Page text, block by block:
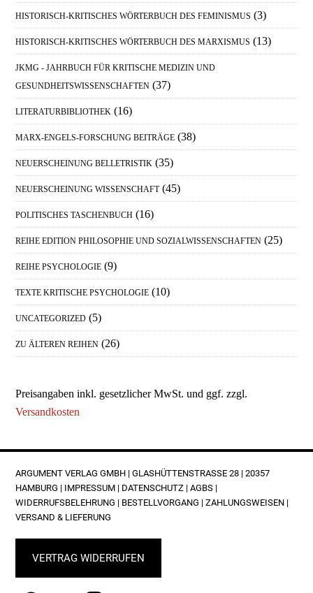
HISTORISCH-KRITISCHES WÖRTERBUCH DES FEMINISMUS (3)
HISTORISCH-KRITISCHES WÖRTERBUCH DES MARXISMUS (13)
JKMG - JAHRBUCH FÜR KRITISCHE MEDIZIN UND
GESUNDHEITSWISSENSCHAFTEN (37)
LITERATURBIBLIOTHEK (16)
MARX-ENGELS-FORSCHUNG BEITRÄGE (38)
NEUERSCHEINUNG BELLETRISTIK (35)
NEUERSCHEINUNG WISSENSCHAFT (45)
POLITISCHES TASCHENBUCH (16)
REIHE EDITION PHILOSOPHIE UND SOZIALWISSENSCHAFTEN (25)
REIHE PSYCHOLOGIE (9)
TEXTE KRITISCHE PSYCHOLOGIE (10)
UNCATEGORIZED (5)
ZU ÄLTEREN REIHEN (26)
Preisangaben inkl. gesetzlicher MwSt. und ggf. zzgl.
Versandkosten
FOOTER
ARGUMENT VERLAG GMBH | GLASHÜTTENSTRASSE 28 | 20357 H
AMBURG | IMPRESSUM | DATENSCHUTZ |AGBS |
WIDERRUFSBELEHRUNG | BESTELLVORGANG |ZAHLUNGSWEISEN |
VERSAND & LIEFERUNG
VERTRAG WIDERRUFEN